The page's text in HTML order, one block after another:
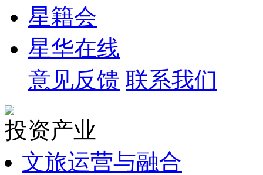
星籍会
星华在线
意见反馈 联系我们
投资产业
文旅运营与融合